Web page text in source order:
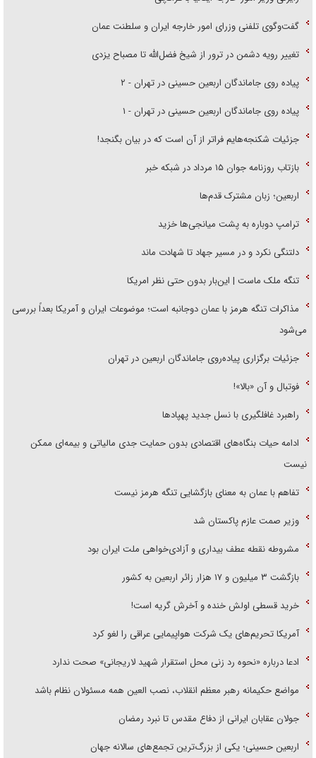
گفت‌وگوی تلفنی وزرای امور خارجه ایران و سلطنت عمان
تغییر رویه دشمن در ترور از شیخ فضل‌الله تا مصباح یزدی
پیاده روی جاماندگان اربعین حسینی در تهران - ۲
پیاده روی جاماندگان اربعین حسینی در تهران - ۱
جزئیات شکنجه‌هایم فراتر از آن است که در بیان بگنجد!
بازتاب روزنامه جوان ۱۵ مرداد در شبکه خبر
اربعین؛ زبان مشترک قدم‌ها
ترامپ دوباره به پشت میانجی‌ها خزید
دلتنگی نکرد و در مسیر جهاد تا شهادت ماند
تنگه ملک ماست | این‌بار بدون حتی نظر امریکا
مذاکرات تنگه هرمز با عمان دوجانبه است؛ موضوعات ایران و آمریکا بعداً بررسی
می‌شود
جزئیات برگزاری پیاده‌روی جاماندگان اربعین در تهران
فوتبال و آن «بالا»!
راهبرد غافلگیری با نسل جدید پهپاد‌ها
ادامه حیات بنگاه‌های اقتصادی بدون حمایت جدی مالیاتی و بیمه‌ای ممکن
نیست
تفاهم با عمان به معنای بازگشایی تنگه هرمز نیست
وزیر صمت عازم پاکستان شد
مشروطه نقطه عطف بیداری و آزادی‌خواهی ملت ایران بود
بازگشت ۳ میلیون و ۱۷ هزار زائر اربعین به کشور
خرید قسطی اولش خنده و آخرش گریه است!
آمریکا تحریم‌های یک شرکت هواپیمایی عراقی را لغو کرد
ادعا درباره «نحوه رد زنی محل استقرار شهید لاریجانی» صحت ندارد
مواضع حکیمانه رهبر معظم انقلاب، نصب العین همه مسئولان نظام باشد
جولان عقابان ایرانی از دفاع مقدس تا نبرد رمضان
اربعین حسینی؛ یکی از بزرگ‌ترین تجمع‌های سالانه جهان